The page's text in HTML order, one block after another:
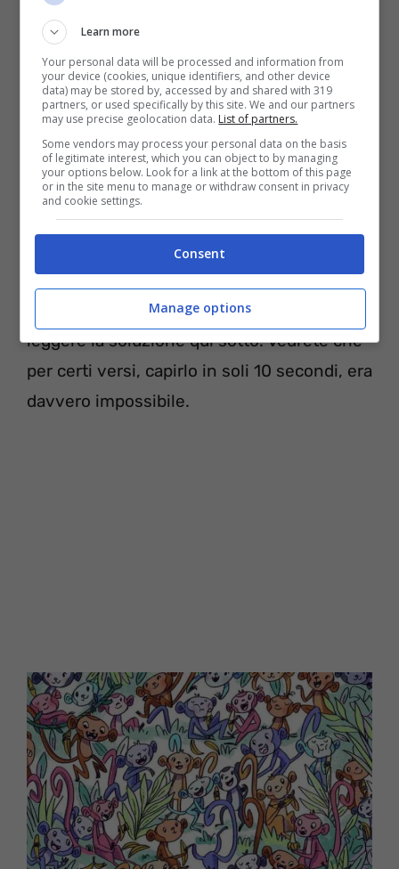
Quello di oggi era un gioco veramente
molto simpatico ma di sicuro non era
facilissimo. Per risolverlo tranquillamente
c’era bisogno di calma e concentrazione ed
i soli 10 secondi, di certo non hanno
aiutato.
Se arrivati a questo punto siete ancora in
alto mare, allora cari amici di
scommesse.online non vi resta altro che
leggere la soluzione qui sotto. Vedrete che
per certi versi, capirlo in soli 10 secondi, era
davvero impossibile.
Learn more
Your personal data will be processed and information from
your device (cookies, unique identifiers, and other device
data) may be stored by, accessed by and shared with 319
partners, or used specifically by this site. We and our partners
may use precise geolocation data. List of partners.
Some vendors may process your personal data on the basis
of legitimate interest, which you can object to by managing
your options below. Look for a link at the bottom of this page
or in the site menu to manage or withdraw consent in privacy
and cookie settings.
Consent
Manage options